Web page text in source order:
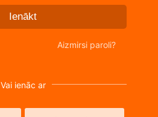
Ienākt
Aizmirsi paroli?
Vai ienāc ar